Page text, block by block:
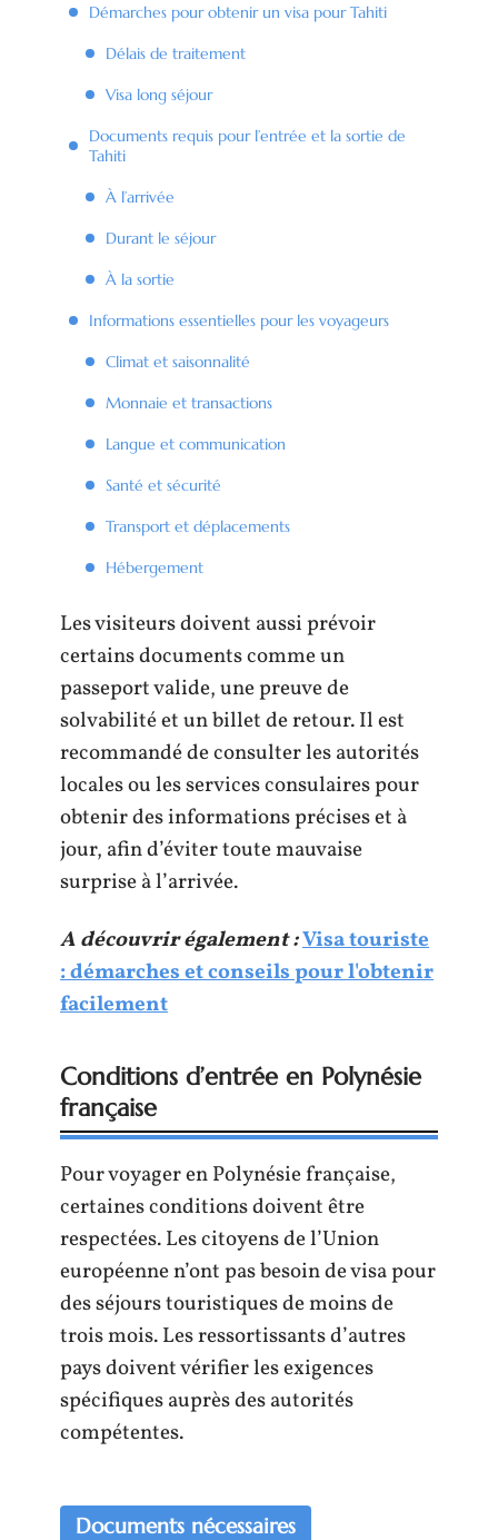
Démarches pour obtenir un visa pour Tahiti
Délais de traitement
Visa long séjour
Documents requis pour l’entrée et la sortie de
Tahiti
À l’arrivée
Durant le séjour
À la sortie
Informations essentielles pour les voyageurs
Climat et saisonnalité
Monnaie et transactions
Langue et communication
Santé et sécurité
Transport et déplacements
Hébergement
Les visiteurs doivent aussi prévoir
certains documents comme un
passeport valide, une preuve de
solvabilité et un billet de retour. Il est
recommandé de consulter les autorités
locales ou les services consulaires pour
obtenir des informations précises et à
jour, afin d’éviter toute mauvaise
surprise à l’arrivée.
A découvrir également :Visa touriste
: démarches et conseils pour l'obtenir
facilement
Conditions d’entrée en Polynésie
française
Pour voyager en Polynésie française,
certaines conditions doivent être
respectées. Les citoyens de l’Union
européenne n’ont pas besoin de visa pour
des séjours touristiques de moins de
trois mois. Les ressortissants d’autres
pays doivent vérifier les exigences
spécifiques auprès des autorités
compétentes.
Documents nécessaires